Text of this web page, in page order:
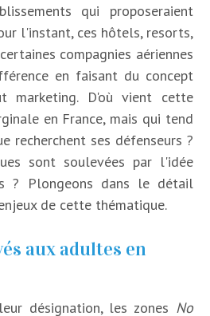
qui proposeraient
l'instant, ces hôtels, resorts,
compagnies aériennes
en faisant du concept
D'où vient cette
en France, mais qui tend
recherchent ses défenseurs ?
sont soulevées par l'idée
? Plongeons dans le détail
de cette thématique.
aux adultes en
désignation, les zones No